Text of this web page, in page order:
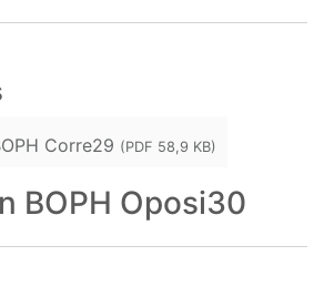
Corre29 (PDF 58,9 KB)
BOPH Oposi30